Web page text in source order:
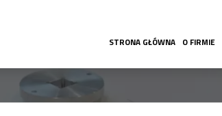
STRONA GŁÓWNA O FIRMIE